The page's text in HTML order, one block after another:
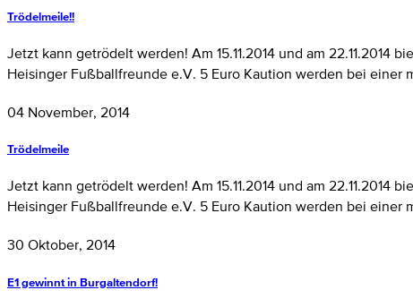
Trödelmeile!!
Jetzt kann getrödelt werden! Am 15.11.2014 und am
Heisinger Fußballfreunde e.V. 5 Euro Kaution werden bei
04 November, 2014
Trödelmeile
Jetzt kann getrödelt werden! Am 15.11.2014 und am
Heisinger Fußballfreunde e.V. 5 Euro Kaution werden bei
30 Oktober, 2014
E1 gewinnt in Burgaltendorf!